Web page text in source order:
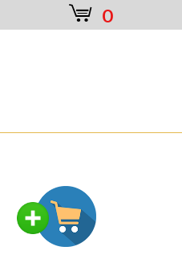
e 0